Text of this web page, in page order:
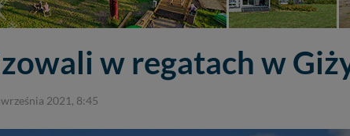
w regatach w
września 2021, 8:45